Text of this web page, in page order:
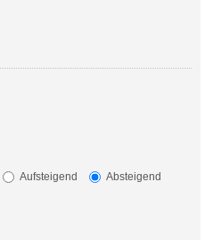
Aufsteigend
Absteigend